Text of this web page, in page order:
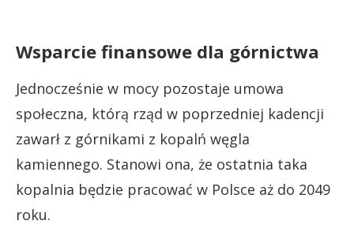
Wsparcie finansowe dla górnictwa
Jednocześnie w mocy pozostaje umowa
społeczna, którą rząd w poprzedniej kadencji
zawarł z górnikami z kopalń węgla
kamiennego. Stanowi ona, że ostatnia taka
kopalnia będzie pracować w Polsce aż do 2049
roku.